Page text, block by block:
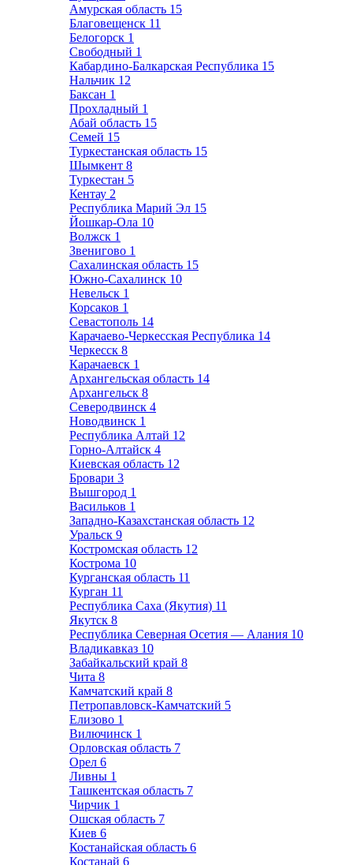
Амурская область 15
Благовещенск 11
Белогорск 1
Свободный 1
Кабардино-Балкарская Республика 15
Нальчик 12
Баксан 1
Прохладный 1
Абай область 15
Семей 15
Туркестанская область 15
Шымкент 8
Туркестан 5
Кентау 2
Республика Марий Эл 15
Йошкар-Ола 10
Волжск 1
Звенигово 1
Сахалинская область 15
Южно-Сахалинск 10
Невельск 1
Корсаков 1
Севастополь 14
Карачаево-Черкесская Республика 14
Черкесск 8
Карачаевск 1
Архангельская область 14
Архангельск 8
Северодвинск 4
Новодвинск 1
Республика Алтай 12
Горно-Алтайск 4
Киевская область 12
Бровари 3
Вышгород 1
Васильков 1
Западно-Казахстанская область 12
Уральск 9
Костромская область 12
Кострома 10
Курганская область 11
Курган 11
Республика Саха (Якутия) 11
Якутск 8
Республика Северная Осетия — Алания 10
Владикавказ 10
Забайкальский край 8
Чита 8
Камчатский край 8
Петропавловск-Камчатский 5
Елизово 1
Вилючинск 1
Орловская область 7
Орел 6
Ливны 1
Ташкентская область 7
Чирчик 1
Ошская область 7
Киев 6
Костанайская область 6
Костанай 6